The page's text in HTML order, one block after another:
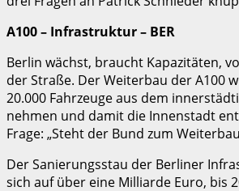
A100 – Infrastruktur – BER
Berlin wächst, braucht Kapazitäten,
der Straße. Der Weiterbau der A100
20.000 Fahrzeuge aus dem
nehmen und damit die Innenstadt
Frage: „Steht der Bund zum
Der Sanierungsstau der Berliner
sich auf über eine Milliarde Euro, bis